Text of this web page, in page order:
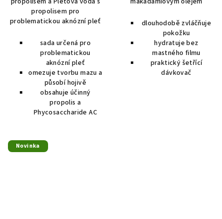
propolisem pro
problematickou aknózní pleť
sada určená pro
problematickou
aknózní pleť
omezuje tvorbu mazu a
působí hojivě
obsahuje účinný
propolis a
Phycosaccharide AC
dlouhodobě zvláčňuje
pokožku
hydratuje bez
mastného filmu
praktický šetřící
dávkovač
Novinka